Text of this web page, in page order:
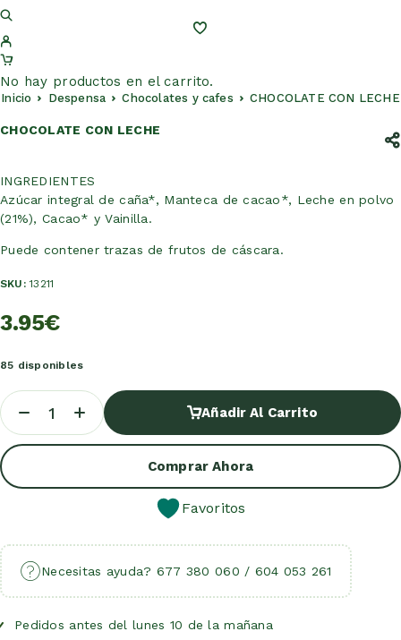
No hay productos en el carrito.
Inicio Despensa Chocolates y cafes CHOCOLATE CON LECHE
CHOCOLATE CON LECHE
INGREDIENTES
Azúcar integral de caña*, Manteca de cacao*, Leche en polvo
(21%), Cacao* y Vainilla.
Puede contener trazas de frutos de cáscara.
SKU:13211
3.95€
85 disponibles
Añadir Al Carrito
Comprar Ahora
Favoritos
Necesitas ayuda? 677 380 060 / 604 053 261
Pedidos antes del lunes 10 de la mañana